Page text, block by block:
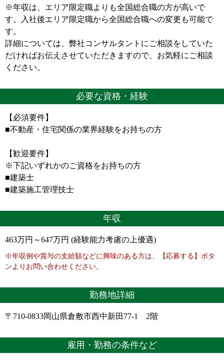
※年収は、エリア限定職よりも全国総合職の方が高いで
す。入社後エリア限定職から全国総合職への変更も可能で
す。
詳細については、弊社コンサルタントにご相談をしていた
だければお伝えさせていただきますので、お気軽にご相談
ください。
必要な資格・経験
【必須要件】
■不動産・住宅関係の業界経験をお持ちの方
【歓迎要件】
※下記いずれかのご資格をお持ちの方
■建築士
■建築施工管理技士
年収
463万円～647万円 (経験能力考慮の上優遇)
※年収例や賞与の支給額などに興味のある方は、【応募する】ボタ
ンよりお問い合わせください。
勤務地詳細
〒710-0833岡山県倉敷市西中新田77-1 2階
雇用・勤務の条件など